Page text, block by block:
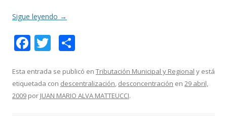
Sigue leyendo →
F
e
b
T
itt
er
m
p
Esta entrada se publicó en Tributación Municipal y Regional y está
etiquetada con descentralización, desconcentración en 29 abril,
2009 por JUAN MARIO ALVA MATTEUCCI.